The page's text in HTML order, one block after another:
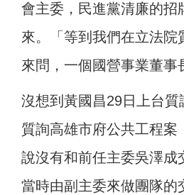
會主委，民進黨清廉的招
來。「等到我們在立法院
來問，一個國營事業董事
沒想到黃國昌29日上台質
質詢高雄市府公共工程案
說沒有和前任主委吳澤成
當時由副主委來做團隊的